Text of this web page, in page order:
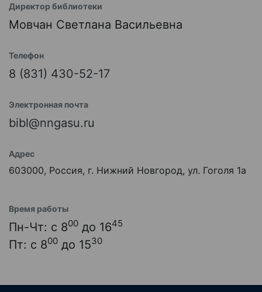
Директор библиотеки
Мовчан Светлана Васильевна
Телефон
8 (831) 430-52-17
Электронная почта
bibl@nngasu.ru
Адрес
603000, Россия, г. Нижний Новгород, ул. Гоголя 1а
Время работы
Пн-Чт: с 800 до 1645
Пт: с 800 до 1530